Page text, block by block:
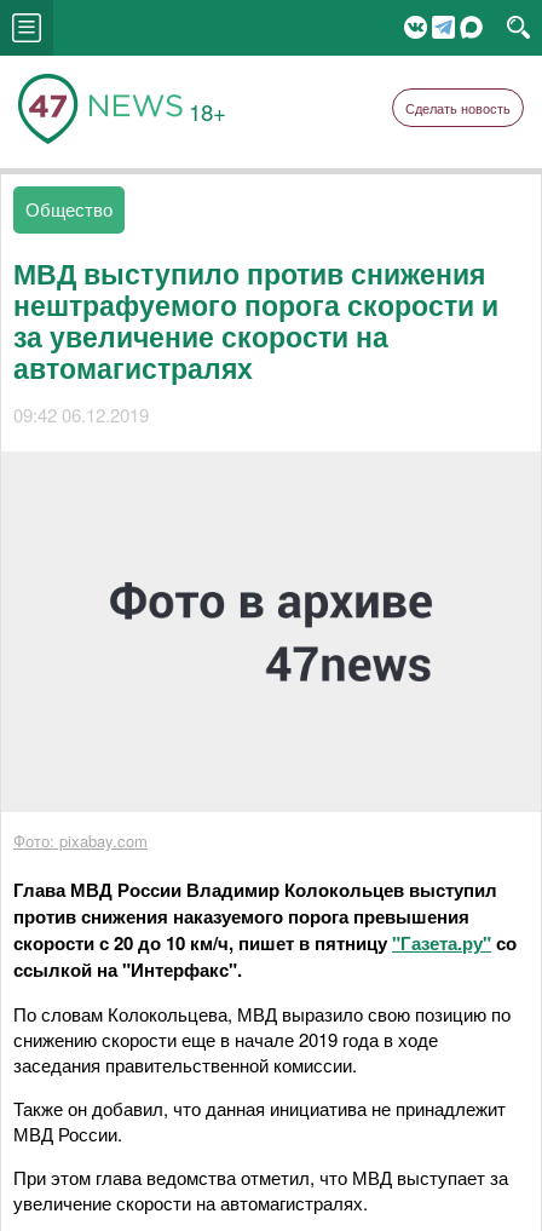
18+ Сделать новость
Общество
МВД выступило против снижения
нештрафуемого порога скорости и
за увеличение скорости на
автомагистралях
09:42 06.12.2019
Фото: pixabay.com
Глава МВД России Владимир Колокольцев выступил
против снижения наказуемого порога превышения
скорости с 20 до 10 км/ч, пишет в пятницу"Газета.ру"со
ссылкой на "Интерфакс".
По словам Колокольцева, МВД выразило свою позицию по
снижению скорости еще в начале 2019 года в ходе
заседания правительственной комиссии.
Также он добавил, что данная инициатива не принадлежит
МВД России.
При этом глава ведомства отметил, что МВД выступает за
увеличение скорости на автомагистралях.